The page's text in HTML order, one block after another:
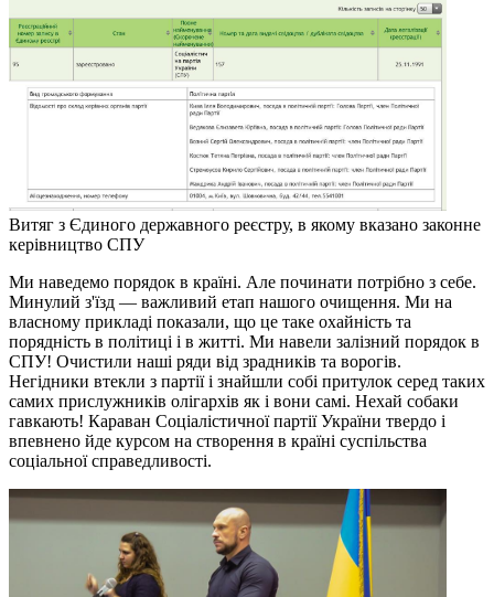
Витяг з Єдиного державного реєстру, в якому вказано законне
керівництво СПУ
Ми наведемо порядок в країні. Але починати потрібно з себе.
Минулий з'їзд — важливий етап нашого очищення. Ми на
власному прикладі показали, що це таке охайність та
порядність в політиці і в житті. Ми навели залізний порядок в
СПУ! Очистили наші ряди від зрадників та ворогів.
Негідники втекли з партії і знайшли собі притулок серед таких
самих прислужників олігархів як і вони самі. Нехай собаки
гавкають! Караван Соціалістичної партії України твердо і
впевнено йде курсом на створення в країні суспільства
соціальної справедливості.